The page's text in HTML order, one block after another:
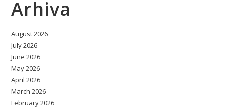
Arhiva
August 2026
July 2026
June 2026
May 2026
April 2026
March 2026
February 2026